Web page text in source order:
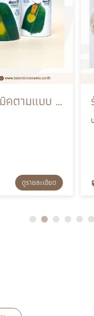
รับผลิตแก้วเซรามิคตามแบบ สกรีนโลโก้สำหรับธุรกิจ
ดูรายละเอียด